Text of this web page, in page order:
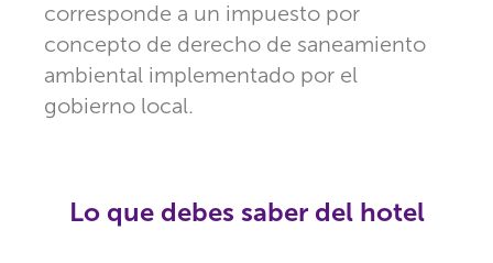
corresponde a un impuesto por
concepto de derecho de saneamiento
ambiental implementado por el
gobierno local.
Lo que debes saber del hotel